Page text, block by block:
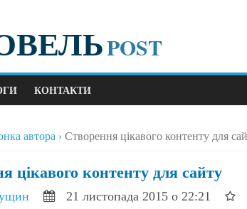
POST
КОНТАКТИ
автора Створення цікавого контенту для
цікавого контенту для сайту
21 листопада 2015 о 22:21